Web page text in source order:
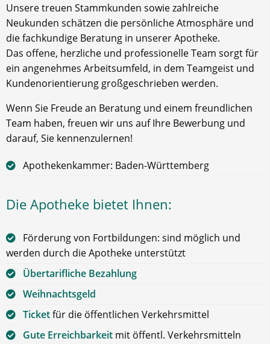
Unsere treuen Stammkunden sowie zahlreiche
Neukunden schätzen die persönliche Atmosphäre und
die fachkundige Beratung in unserer Apotheke.
Das offene, herzliche und professionelle Team sorgt für
ein angenehmes Arbeitsumfeld, in dem Teamgeist und
Kundenorientierung großgeschrieben werden.
Wenn Sie Freude an Beratung und einem freundlichen
Team haben, freuen wir uns auf Ihre Bewerbung und
darauf, Sie kennenzulernen!
Apothekenkammer: Baden-Württemberg
Die Apotheke bietet Ihnen:
Förderung von Fortbildungen: sind möglich und
werden durch die Apotheke unterstützt
Übertarifliche Bezahlung
Weihnachtsgeld
Ticketfür die öffentlichen Verkehrsmittel
Gute Erreichbarkeit mit öffentl. Verkehrsmitteln